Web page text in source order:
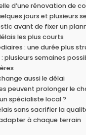
d’une rénovation de
jours et plusieurs
avant de fixer un
les plus courts
: une durée plus
plusieurs semaines
aussi le délai
peuvent prolonger le
spécialiste local ?
sans sacrifier la
à chaque terrain